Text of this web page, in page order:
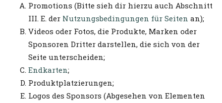
Promotions (Bitte sieh dir hierzu auch Abschnitt
III. E. der Nutzungsbedingungen für Seiten an);
Videos oder Fotos, die Produkte, Marken oder
Sponsoren Dritter darstellen, die sich von der
Seite unterscheiden;
Endkarten;
Produktplatzierungen;
Logos des Sponsors (Abgesehen von Elementen